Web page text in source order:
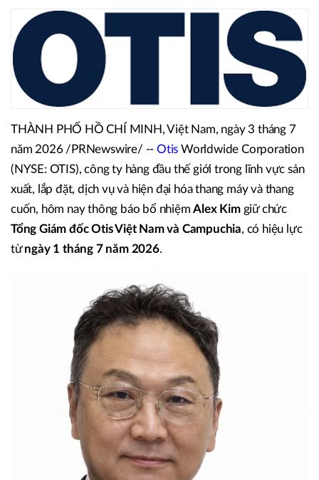
THÀNH PHỐ HỒ CHÍ MINH, Việt Nam, ngày 3 tháng 7
năm 2026 /PRNewswire/ --Otis Worldwide Corporation
(NYSE: OTIS), công ty hàng đầu thế giới trong lĩnh vực sản
xuất, lắp đặt, dịch vụ và hiện đại hóa thang máy và thang
cuốn, hôm nay thông báo bổ nhiệmAlex Kimgiữ chức
Tổng Giám đốc Otis Việt Nam và Campuchia, có hiệu lực
từngày 1 tháng 7 năm 2026.